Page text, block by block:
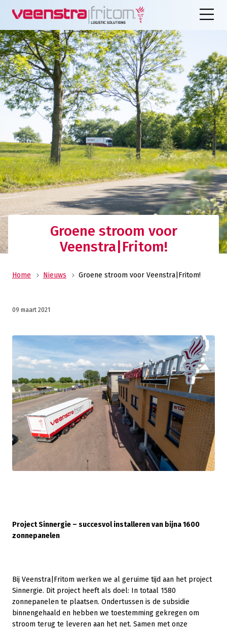
Groene stroom voor
Veenstra|Fritom!
Home Nieuws Groene stroom voor Veenstra|Fritom!
09 maart 2021
Project Sinnergie – succesvol installeren van bijna 1600
zonnepanelen
Bij Veenstra|Fritom werken we al geruime tijd aan het project
Sinnergie. Dit project heeft als doel: In totaal 1580
zonnepanelen te plaatsen. Ondertussen is de subsidie
binnengehaald en hebben we toestemming gekregen om
stroom terug te leveren aan het net. Samen met onze